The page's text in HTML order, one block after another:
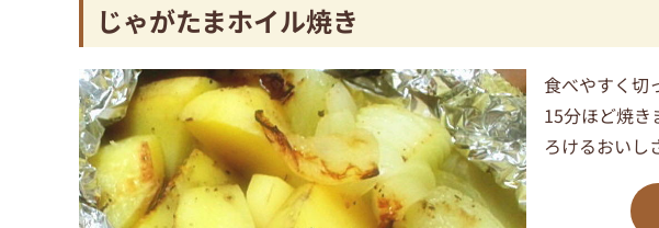
じゃがたまホイル焼き
食べやすく切
15分ほど焼き
ろけるおいし